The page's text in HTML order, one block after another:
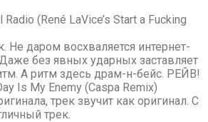
Radio (René LaVice’s Start a Fucking
Не даром восхваляется интернет-
без явных ударных заставляет
А ритм здесь драм-н-бейс. РЕЙВ!
Is My Enemy (Caspa Remix)
трек звучит как оригинал. С
трек.